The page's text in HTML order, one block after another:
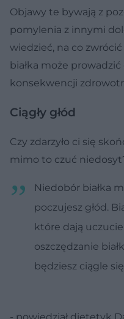
Objawy te bywają z
pomylenia z innymi
wiedzieć, na co
białka może
konsekwencji
Ciągły głód
Czy zdarzyło ci się
mimo to czuć
Niedobór białka
poczujesz głód.
które dają
oszczędzanie
będziesz ciągle
- powiedział dietetyk